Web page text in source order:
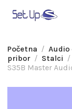
Početna Audio
pribor
Stalci
S35B Master